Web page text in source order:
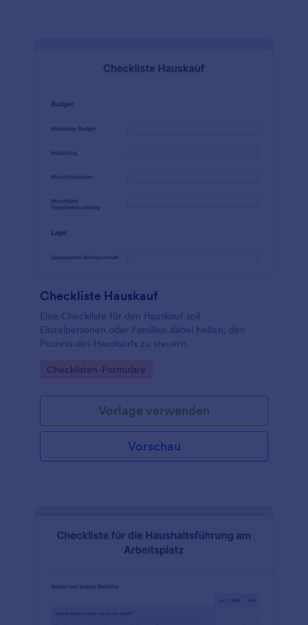
Checkliste Hauskauf
Eine Checkliste für den Hauskauf soll
Einzelpersonen oder Familien dabei helfen, den
Prozess des Hauskaufs zu steuern.
Go to Category:
Checklisten-Formulare
Vorlage verwenden
Vorschau